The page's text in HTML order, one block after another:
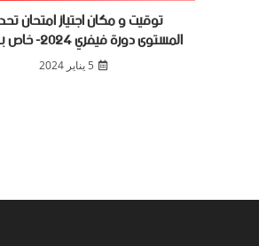
توقيت و مكان اجتياز امتحان
المستوى دورة فيفري 2024- خاص بالطلبة
5 يناير 2024